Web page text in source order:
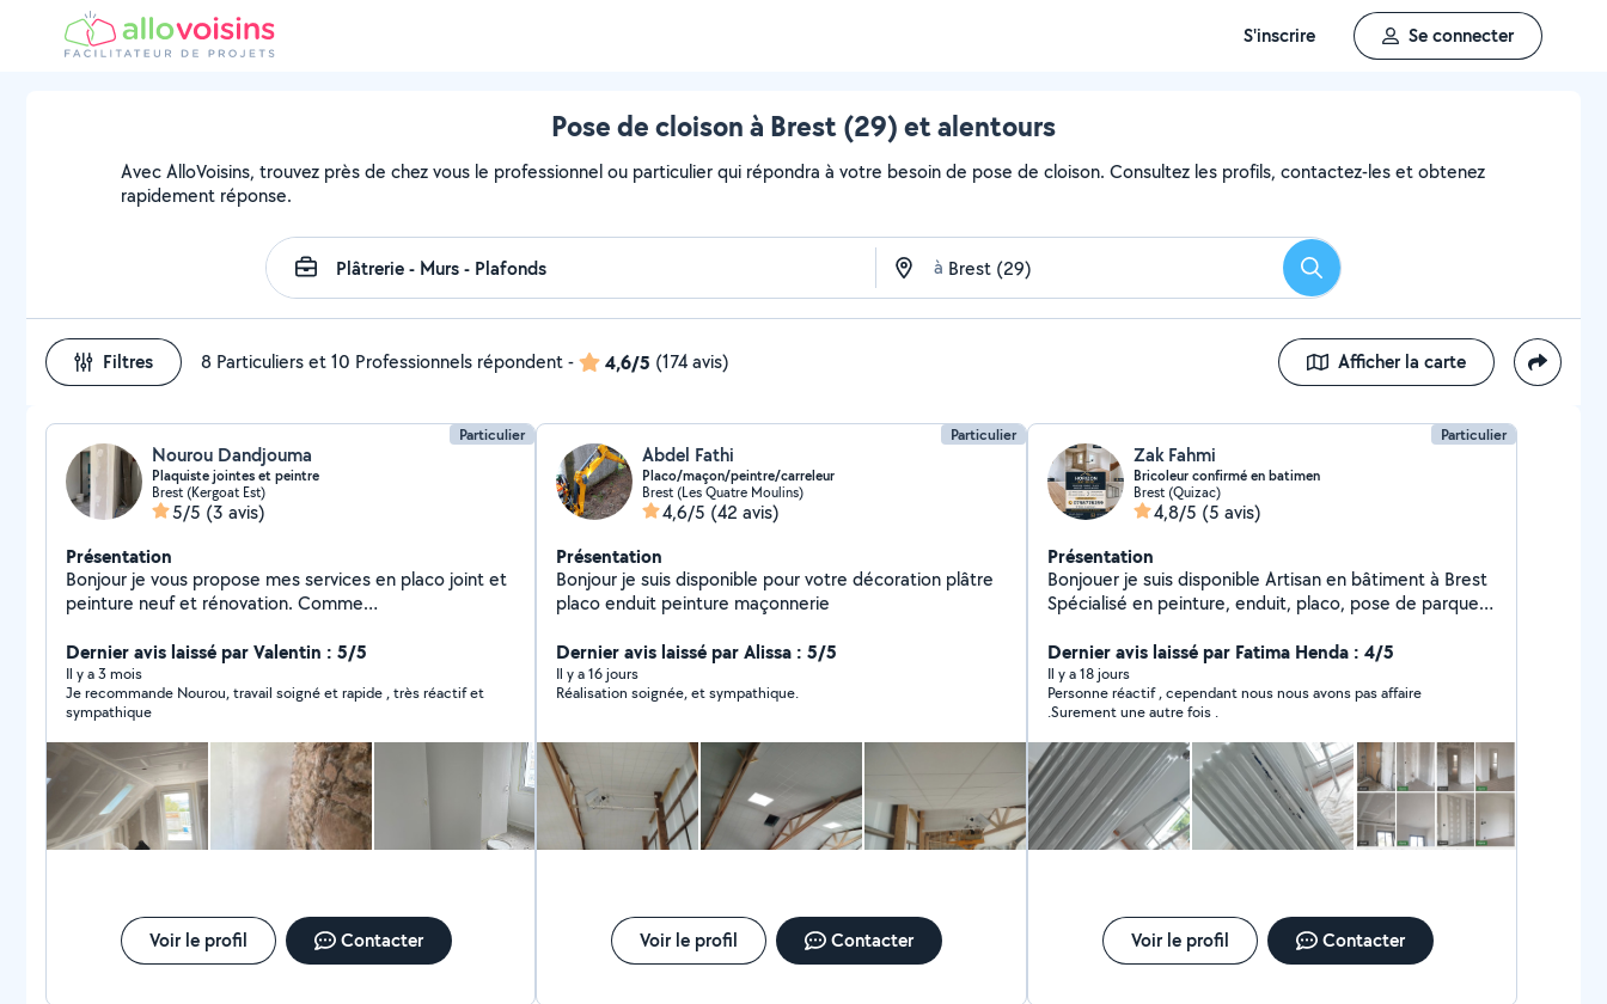
S'inscrire Se connecter
Pose de cloison à Brest (29) et alentours
Avec AlloVoisins, trouvez près de chez vous le professionnel ou particulier qui répondra à votre besoin de pose de cloison. Consultez les profils, contactez-les et obtenez
rapidement réponse.
à Rechercher
Filtres 8 Particuliers et 10 Professionnels répondent- 4,6/5 (174 avis) Afficher la carte
Particulier
Nourou Dandjouma
Plaquiste jointes et peintre
Brest (Kergoat Est)
5/5 (3 avis)
Présentation
Bonjour je vous propose mes services en placo joint et
peinture neuf et rénovation. Comme
aménages,garage,bâti support wc suspendu et joints
sur plaques de plâtre.peinture intérieur pour toutes vos
bricolages n'hésitez pas à me contacter merci
Dernier avis laissé par Valentin : 5/5
Il y a 3 mois
Je recommande Nourou, travail soigné et rapide , très réactif et
sympathique
Voir le profil Contacter
Particulier
Abdel Fathi
Placo/maçon/peintre/carreleur
Brest (Les Quatre Moulins)
4,6/5 (42 avis)
Présentation
Bonjour je suis disponible pour votre décoration plâtre
placo enduit peinture maçonnerie
Dernier avis laissé par Alissa : 5/5
Il y a 16 jours
Réalisation soignée, et sympathique.
Voir le profil Contacter
Particulier
Zak Fahmi
Bricoleur confirmé en batimen
Brest (Quizac)
4,8/5 (5 avis)
Présentation
Bonjouer je suis disponible Artisan en bâtiment à Brest
Spécialisé en peinture, enduit, placo, pose de parquet,
soigné, devis gratuit, intervention rapide et respect des
délais. N'hésitez pas à me contacter pour tous vos
projets de rénovation.
Dernier avis laissé par Fatima Henda : 4/5
Il y a 18 jours
Personne réactif , cependant nous nous avons pas affaire
.Surement une autre fois .
Voir le profil Contacter